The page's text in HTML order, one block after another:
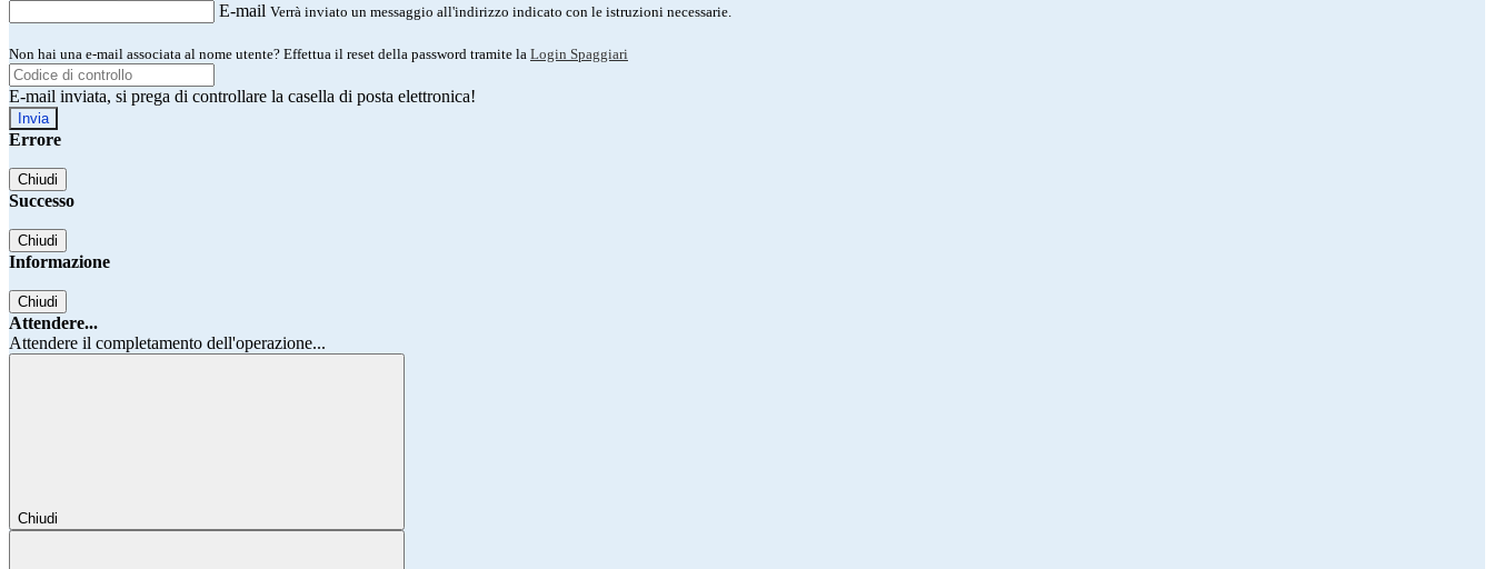
E-mail Verrà inviato un messaggio all'indirizzo indicato con le istruzioni necessarie.
Non hai una e-mail associata al nome utente? Effettua il reset della password tramite la Login Spaggiari
E-mail inviata, si prega di controllare la casella di posta elettronica!
Errore
Chiudi
Successo
Chiudi
Informazione
Chiudi
Attendere...
Attendere il completamento dell'operazione...
Chiudi